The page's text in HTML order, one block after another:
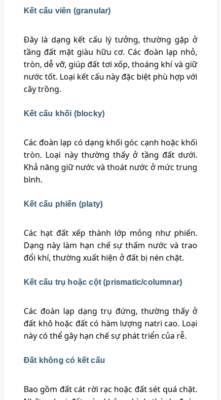
Kết cấu viên (granular)
Đây là dạng kết cấu lý tưởng, thường gặp ở
tầng đất mặt giàu hữu cơ. Các đoàn lạp nhỏ,
tròn, dễ vỡ, giúp đất tơi xốp, thoáng khí và giữ
nước tốt. Loại kết cấu này đặc biệt phù hợp với
cây trồng.
Kết cấu khối (blocky)
Các đoàn lạp có dạng khối góc cạnh hoặc khối
tròn. Loại này thường thấy ở tầng đất dưới.
Khả năng giữ nước và thoát nước ở mức trung
bình.
Kết cấu phiến (platy)
Các hạt đất xếp thành lớp mỏng như phiến.
Dạng này làm hạn chế sự thấm nước và trao
đổi khí, thường xuất hiện ở đất bị nén chặt.
Kết cấu trụ hoặc cột (prismatic/columnar)
Các đoàn lạp dạng trụ đứng, thường thấy ở
đất khô hoặc đất có hàm lượng natri cao. Loại
này có thể gây hạn chế sự phát triển của rễ.
Đất không có kết cấu
Bao gồm đất cát rời rạc hoặc đất sét quá chặt.